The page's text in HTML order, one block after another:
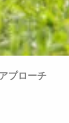
プローチ